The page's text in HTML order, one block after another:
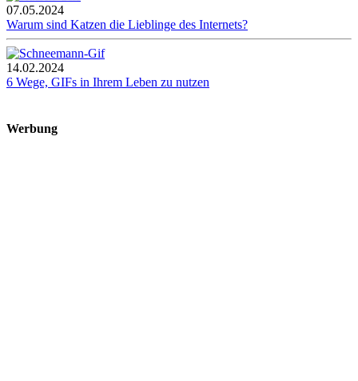
07.05.2024
Warum sind Katzen die Lieblinge des Internets?
14.02.2024
6 Wege, GIFs in Ihrem Leben zu nutzen
Werbung